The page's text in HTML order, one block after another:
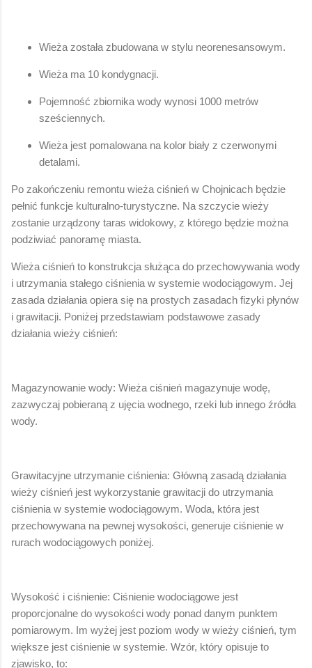
Wieża została zbudowana w stylu neorenesansowym.
Wieża ma 10 kondygnacji.
Pojemność zbiornika wody wynosi 1000 metrów
sześciennych.
Wieża jest pomalowana na kolor biały z czerwonymi
detalami.
Po zakończeniu remontu wieża ciśnień w Chojnicach będzie
pełnić funkcje kulturalno-turystyczne. Na szczycie wieży
zostanie urządzony taras widokowy, z którego będzie można
podziwiać panoramę miasta.
Wieża ciśnień to konstrukcja służąca do przechowywania wody
i utrzymania stałego ciśnienia w systemie wodociągowym. Jej
zasada działania opiera się na prostych zasadach fizyki płynów
i grawitacji. Poniżej przedstawiam podstawowe zasady
działania wieży ciśnień:
Magazynowanie wody: Wieża ciśnień magazynuje wodę,
zazwyczaj pobieraną z ujęcia wodnego, rzeki lub innego źródła
wody.
Grawitacyjne utrzymanie ciśnienia: Główną zasadą działania
wieży ciśnień jest wykorzystanie grawitacji do utrzymania
ciśnienia w systemie wodociągowym. Woda, która jest
przechowywana na pewnej wysokości, generuje ciśnienie w
rurach wodociągowych poniżej.
Wysokość i ciśnienie: Ciśnienie wodociągowe jest
proporcjonalne do wysokości wody ponad danym punktem
pomiarowym. Im wyżej jest poziom wody w wieży ciśnień, tym
większe jest ciśnienie w systemie. Wzór, który opisuje to
zjawisko, to: